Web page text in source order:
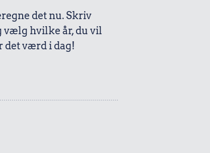
det nu. Skriv
vælg hvilke år, du vil
det værd i dag!